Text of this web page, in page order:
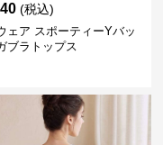
(税込)
ェア スポーティーYバッ
ブラトップス